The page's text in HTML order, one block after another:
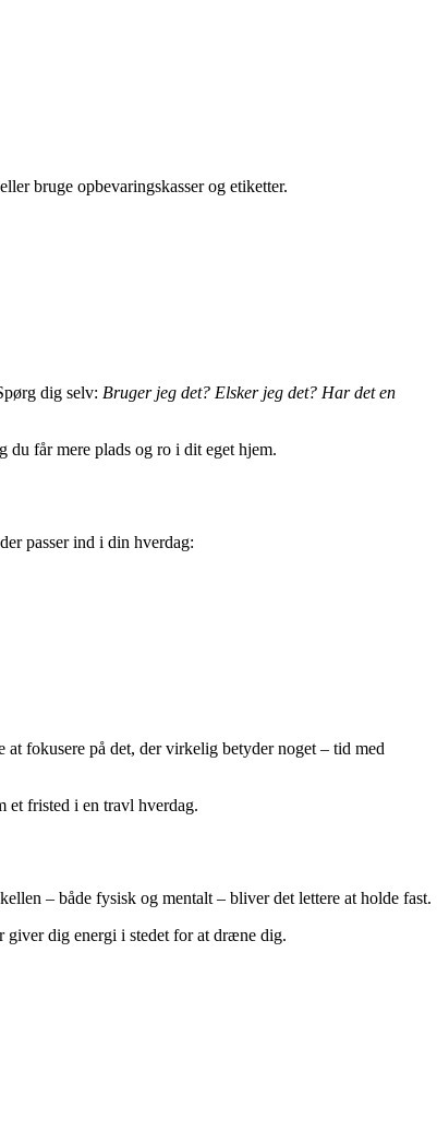
bruge opbevaringskasser og etiketter.
dig selv: Bruger jeg det? Elsker jeg det? Har det en
får mere plads og ro i dit eget hjem.
passer ind i din hverdag:
fokusere på det, der virkelig betyder noget – tid med
et fristed i en travl hverdag.
– både fysisk og mentalt – bliver det lettere at holde fast.
giver dig energi i stedet for at dræne dig.